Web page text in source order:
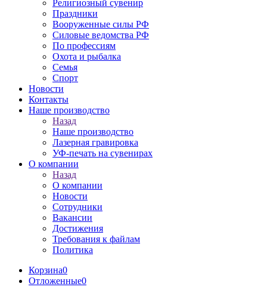
Религиозный сувенир
Праздники
Вооруженные силы РФ
Силовые ведомства РФ
По профессиям
Охота и рыбалка
Семья
Спорт
Новости
Контакты
Наше производство
Назад
Наше производство
Лазерная гравировка
УФ-печать на сувенирах
О компании
Назад
О компании
Новости
Сотрудники
Вакансии
Достижения
Требования к файлам
Политика
Корзина0
Отложенные0